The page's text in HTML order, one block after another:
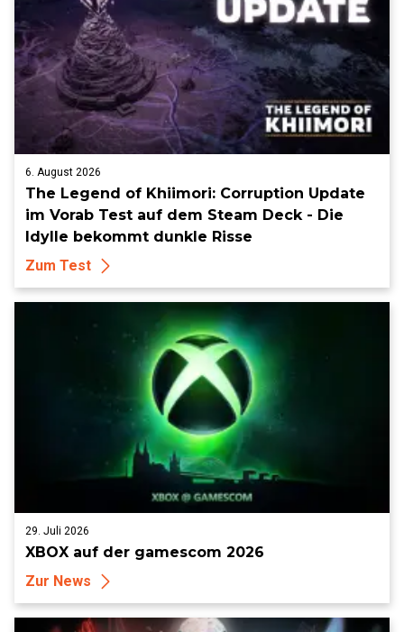
6. August 2026
The Legend of Khiimori: Corruption Update
im Vorab Test auf dem Steam Deck - Die
Idylle bekommt dunkle Risse
Zum Test
29. Juli 2026
XBOX auf der gamescom 2026
Zur News